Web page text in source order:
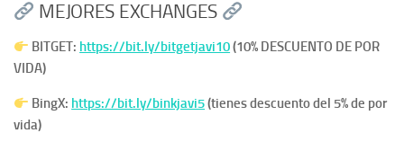
MEJORES EXCHANGES
BITGET: https://bit.ly/bitgetjavi10(10% DESCUENTO DE POR
VIDA)
BingX: https://bit.ly/binkjavi5(tienes descuento del 5% de por
vida)